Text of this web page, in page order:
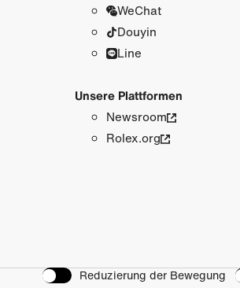
WeChat
Douyin
Line
Unsere Plattformen
Newsroom
Rolex.org
Reduzierung der Bewegung